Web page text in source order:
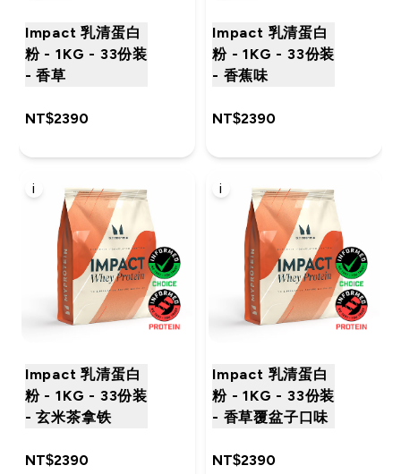
Impact 乳清蛋白
粉 - 1KG - 33份装
- 香草
NT$2390‎
Impact 乳清蛋白
粉 - 1KG - 33份装
- 香蕉味
NT$2390‎
i
Impact 乳清蛋白
粉 - 1KG - 33份装
- 玄米茶拿铁
NT$2390‎
i
Impact 乳清蛋白
粉 - 1KG - 33份装
- 香草覆盆子口味
NT$2390‎